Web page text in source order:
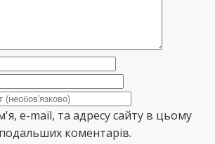
e-mail, та адресу сайту в цьому
коментарів.